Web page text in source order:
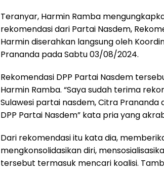
Teranyar, Harmin Ramba
rekomendasi dari Partai Nasdem,
Harmin diserahkan langsung oleh
Prananda pada Sabtu 03/08/2024.
Rekomendasi DPP Partai Nasdem
Harmin Ramba. “Saya sudah terima
Sulawesi partai nasdem, Citra
DPP Partai Nasdem” kata pria yang
Dari rekomendasi itu kata dia,
mengkonsolidasikan diri,
tersebut termasuk mencari koalisi.